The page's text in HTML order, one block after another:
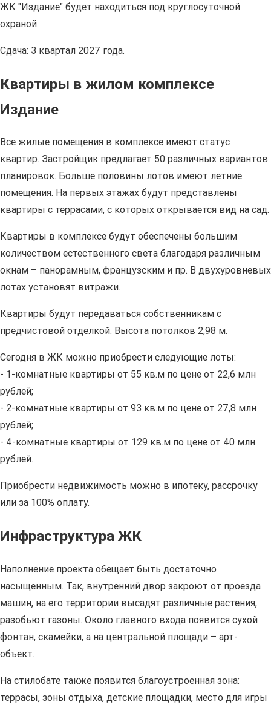
ЖК "Издание" будет находиться под круглосуточной
охраной.
Сдача: 3 квартал 2027 года.
Квартиры в жилом комплексе
Издание
Все жилые помещения в комплексе имеют статус
квартир. Застройщик предлагает 50 различных вариантов
планировок. Больше половины лотов имеют летние
помещения. На первых этажах будут представлены
квартиры с террасами, с которых открывается вид на сад.
Квартиры в комплексе будут обеспечены большим
количеством естественного света благодаря различным
окнам – панорамным, французским и пр. В двухуровневых
лотах установят витражи.
Квартиры будут передаваться собственникам с
предчистовой отделкой. Высота потолков 2,98 м.
Сегодня в ЖК можно приобрести следующие лоты:
- 1-комнатные квартиры от 55 кв.м по цене от 22,6 млн
рублей;
- 2-комнатные квартиры от 93 кв.м по цене от 27,8 млн
рублей;
- 4-комнатные квартиры от 129 кв.м по цене от 40 млн
рублей.
Приобрести недвижимость можно в ипотеку, рассрочку
или за 100% оплату.
Инфраструктура ЖК
Наполнение проекта обещает быть достаточно
насыщенным. Так, внутренний двор закроют от проезда
машин, на его территории высадят различные растения,
разобьют газоны. Около главного входа появится сухой
фонтан, скамейки, а на центральной площади – арт-
объект.
На стилобате также появится благоустроенная зона:
террасы, зоны отдыха, детские площадки, место для игры